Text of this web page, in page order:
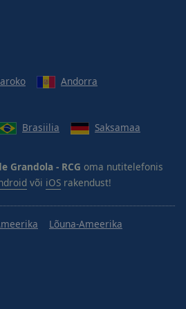
Andorra
Brasiilia Saksamaa
Grandola - RCG oma nutitelefonis
või iOS rakendust!
Lõuna-Ameerika